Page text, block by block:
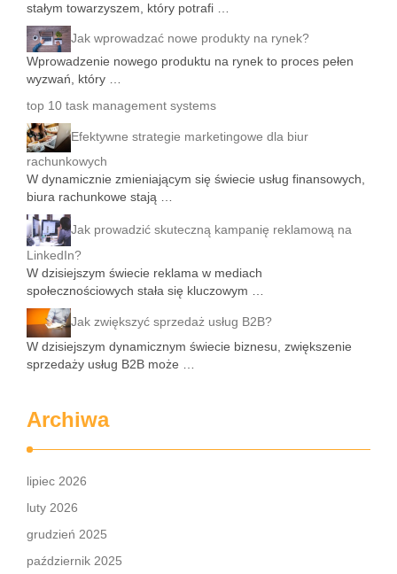
stałym towarzyszem, który potrafi …
Jak wprowadzać nowe produkty na rynek?
Wprowadzenie nowego produktu na rynek to proces pełen
wyzwań, który …
top 10 task management systems
Efektywne strategie marketingowe dla biur
rachunkowych
W dynamicznie zmieniającym się świecie usług finansowych,
biura rachunkowe stają …
Jak prowadzić skuteczną kampanię reklamową na
LinkedIn?
W dzisiejszym świecie reklama w mediach
społecznościowych stała się kluczowym …
Jak zwiększyć sprzedaż usług B2B?
W dzisiejszym dynamicznym świecie biznesu, zwiększenie
sprzedaży usług B2B może …
Archiwa
lipiec 2026
luty 2026
grudzień 2025
październik 2025